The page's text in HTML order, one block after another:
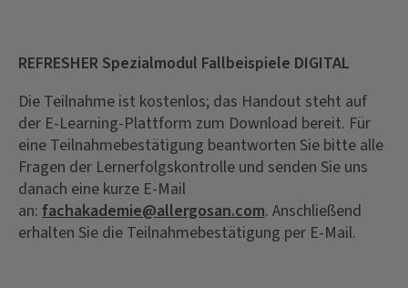
REFRESHER Spezialmodul Fallbeispiele DIGITAL
Die Teilnahme ist kostenlos; das Handout steht auf
der E-Learning-Plattform zum Download bereit. Für
eine Teilnahmebestätigung beantworten Sie bitte alle
Fragen der Lernerfolgskontrolle und senden Sie uns
danach eine kurze E-Mail
an: fachakademie@allergosan.com. Anschließend
erhalten Sie die Teilnahmebestätigung per E-Mail.